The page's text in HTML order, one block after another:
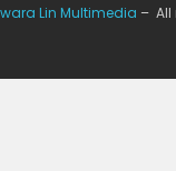
Lin Multimedia – All